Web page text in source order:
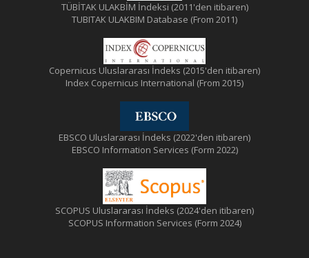
TÜBİTAK ULAKBİM İndeksi (2011'den itibaren)
TUBITAK ULAKBIM Database (From 2011)
Copernicus Uluslararası İndeks (2015'den itibaren)
Index Copernicus International (From 2015)
EBSCO Uluslararası İndeks (2022'den itibaren)
EBSCO Information Services (Form 2022)
SCOPUS Uluslararası İndeks (2024'den itibaren)
SCOPUS Information Services (Form 2024)